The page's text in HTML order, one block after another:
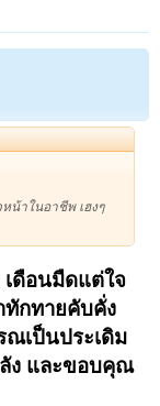
น้าในอาชีพ เฮงๆ
ดือนมืดแต่ใจ
ทักทายคับคั่ง
ณเป็นประเดิม
ลัง และขอบคุณ